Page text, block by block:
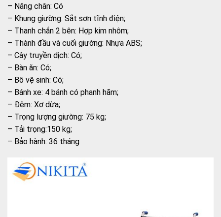
– Nâng chân: Có
– Khung giường: Sắt sơn tĩnh điện;
– Thanh chắn 2 bên: Hợp kim nhôm;
– Thành đầu và cuối giường: Nhựa ABS;
– Cây truyền dịch: Có;
– Bàn ăn: Có;
– Bô vệ sinh: Có;
– Bánh xe: 4 bánh có phanh hãm;
– Đệm: Xơ dừa;
– Trọng lượng giường: 75 kg;
– Tải trọng:150 kg;
– Bảo hành: 36 tháng